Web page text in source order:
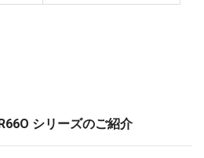
シリーズのご紹介